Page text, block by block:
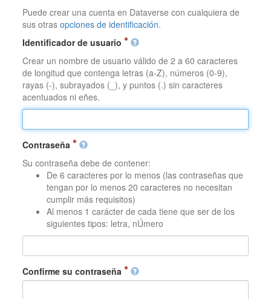
Puede crear una cuenta en Dataverse con cualquiera de
sus otrasopciones de identificación.
Identificador de usuario
Crear un nombre de usuario válido de 2 a 60 caracteres
de longitud que contenga letras (a-Z), números (0-9),
rayas (-), subrayados (_), y puntos (.) sin caracteres
acentuados ni eñes.
Contraseña
Su contraseña debe de contener:
De 6 caracteres por lo menos (las contraseñas que
tengan por lo menos 20 caracteres no necesitan
cumplir más requisitos)
Al menos 1 carácter de cada tiene que ser de los
siguientes tipos: letra, nÚmero
Confirme su contraseña